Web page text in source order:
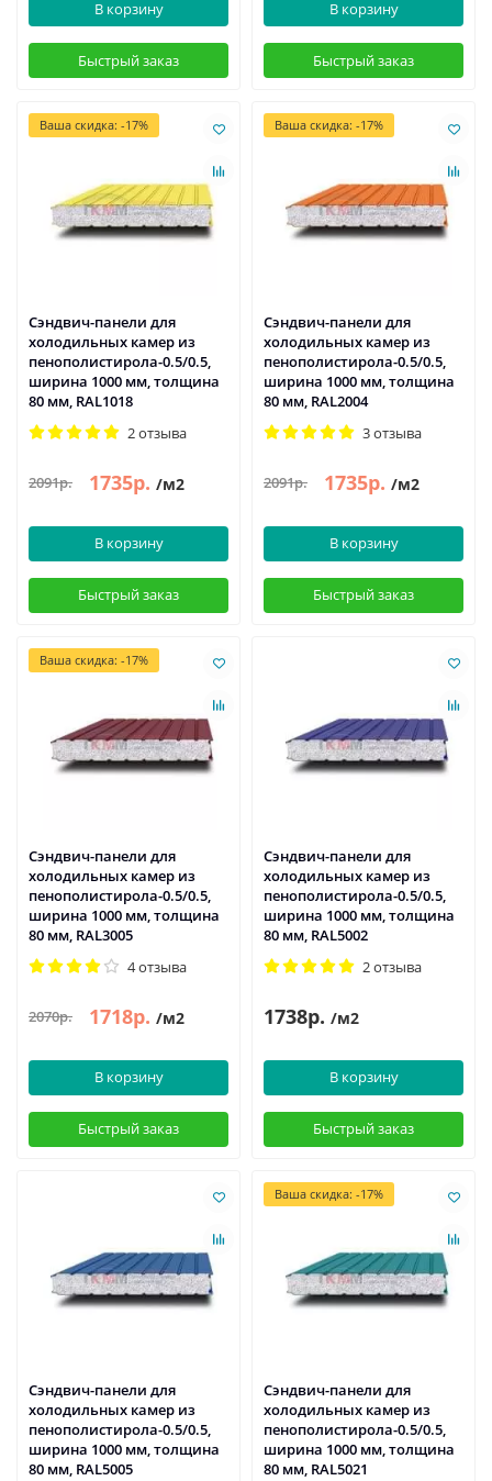
В корзину
Быстрый заказ
В корзину
Быстрый заказ
Ваша скидка: -17%
Сэндвич-панели для
холодильных камер из
пенополистирола-0.5/0.5,
ширина 1000 мм, толщина
80 мм, RAL1018
2 отзыва
2091р. 1735р. /м2
В корзину
Быстрый заказ
Ваша скидка: -17%
Сэндвич-панели для
холодильных камер из
пенополистирола-0.5/0.5,
ширина 1000 мм, толщина
80 мм, RAL2004
3 отзыва
2091р. 1735р. /м2
В корзину
Быстрый заказ
Ваша скидка: -17%
Сэндвич-панели для
холодильных камер из
пенополистирола-0.5/0.5,
ширина 1000 мм, толщина
80 мм, RAL3005
4 отзыва
2070р. 1718р. /м2
В корзину
Быстрый заказ
Сэндвич-панели для
холодильных камер из
пенополистирола-0.5/0.5,
ширина 1000 мм, толщина
80 мм, RAL5002
2 отзыва
1738р. /м2
В корзину
Быстрый заказ
Сэндвич-панели для
холодильных камер из
пенополистирола-0.5/0.5,
ширина 1000 мм, толщина
80 мм, RAL5005
Ваша скидка: -17%
Сэндвич-панели для
холодильных камер из
пенополистирола-0.5/0.5,
ширина 1000 мм, толщина
80 мм, RAL5021